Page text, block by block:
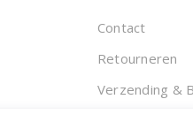
Contact
Retourneren
Verzending &